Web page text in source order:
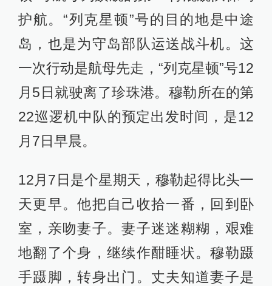
护航。“列克星顿”号的目的地是中途
岛，也是为守岛部队运送战斗机。这
一次行动是航母先走，“列克星顿”号12
月5日就驶离了珍珠港。穆勒所在的第
22巡逻机中队的预定出发时间，是12
月7日早晨。
12月7日是个星期天，穆勒起得比头一
天更早。他把自己收拾一番，回到卧
室，亲吻妻子。妻子迷迷糊糊，艰难
地翻了个身，继续作酣睡状。穆勒蹑
手蹑脚，转身出门。丈夫知道妻子是